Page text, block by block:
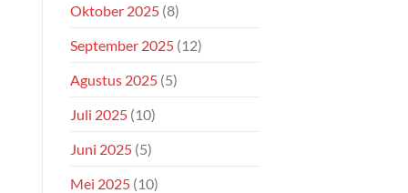
Oktober 2025 (8)
September 2025 (12)
Agustus 2025 (5)
Juli 2025 (10)
Juni 2025 (5)
Mei 2025 (10)